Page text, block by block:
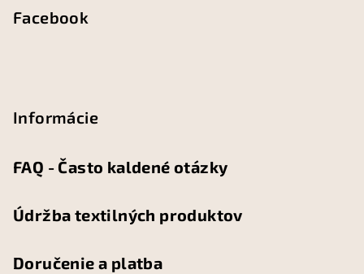
Facebook
Informácie
FAQ - Často kaldené otázky
Údržba textilných produktov
Doručenie a platba